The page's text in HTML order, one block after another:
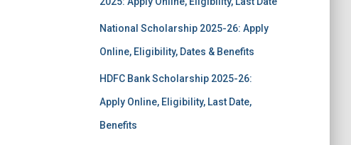
National Scholarship 2025-26: Apply
Online, Eligibility, Dates & Benefits
HDFC Bank Scholarship 2025-26:
Apply Online, Eligibility, Last Date,
Benefits